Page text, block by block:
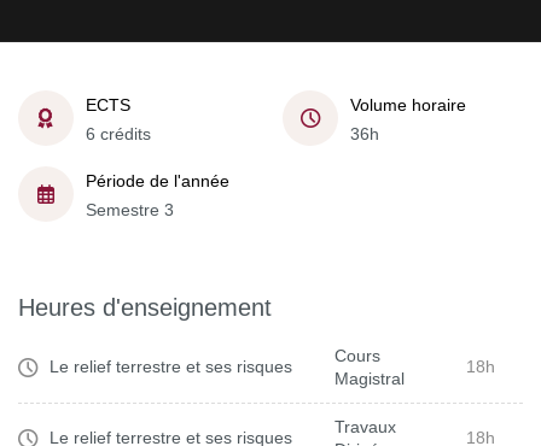
ECTS
6 crédits
Volume horaire
36h
Période de l'année
Semestre 3
Heures d'enseignement
Le relief terrestre et ses risques
Cours
Magistral
18h
Le relief terrestre et ses risques
Travaux
18h